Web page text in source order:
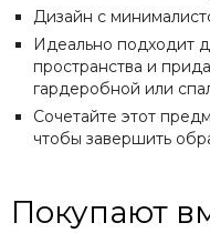
Дизайн с
Идеально подходит
пространства и
гардеробной или
Сочетайте этот
чтобы завершить
Покупают